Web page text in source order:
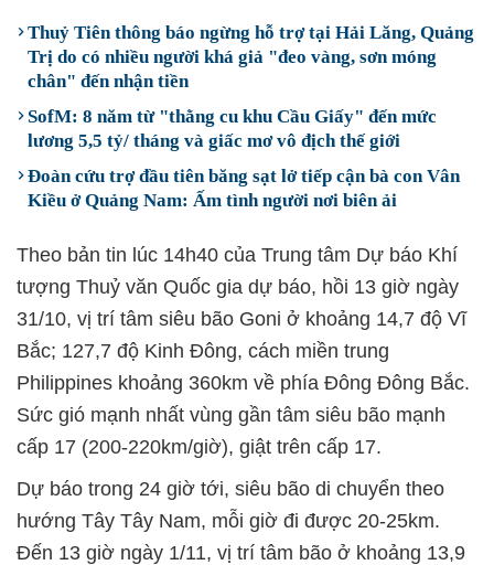
Thuỷ Tiên thông báo ngừng hỗ trợ tại Hải Lăng, Quảng
Trị do có nhiều người khá giả "đeo vàng, sơn móng
chân" đến nhận tiền
SofM: 8 năm từ "thằng cu khu Cầu Giấy" đến mức
lương 5,5 tỷ/ tháng và giấc mơ vô địch thế giới
Đoàn cứu trợ đầu tiên băng sạt lở tiếp cận bà con Vân
Kiều ở Quảng Nam: Ấm tình người nơi biên ải
Theo bản tin lúc 14h40 của Trung tâm Dự báo Khí
tượng Thuỷ văn Quốc gia dự báo, hồi 13 giờ ngày
31/10, vị trí tâm siêu bão Goni ở khoảng 14,7 độ Vĩ
Bắc; 127,7 độ Kinh Đông, cách miền trung
Philippines khoảng 360km về phía Đông Đông Bắc.
Sức gió mạnh nhất vùng gần tâm siêu bão mạnh
cấp 17 (200-220km/giờ), giật trên cấp 17.
Dự báo trong 24 giờ tới, siêu bão di chuyển theo
hướng Tây Tây Nam, mỗi giờ đi được 20-25km.
Đến 13 giờ ngày 1/11, vị trí tâm bão ở khoảng 13,9